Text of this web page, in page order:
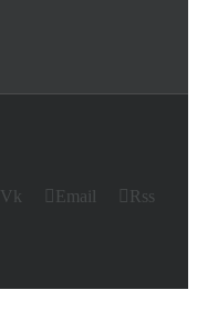
Vk Email Rss